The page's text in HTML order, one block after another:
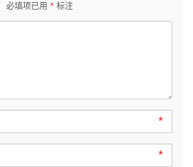
必填项已用 * 标注
*
*